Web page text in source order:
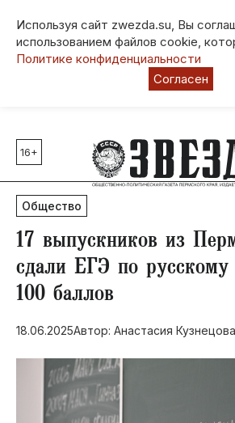
Используя сайт zwezda.su, Вы
использованием файлов cookie,
Политике конфиденциальности
Согласен
Главные темы
80 лет Победы
Молодежная столица РФ
СВО
Выборы в Пермском крае
Социальная поддержка
Инфраструктура
Благоустройство
16+
Общество
​17 выпускников из
сдали ЕГЭ по
100 баллов
18.06.2025Автор: Анастасия Кузнецова